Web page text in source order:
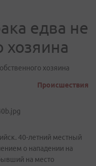
едва не
хозяина
хозяина
Происшествия
40-летний местный
о нападении на
на место